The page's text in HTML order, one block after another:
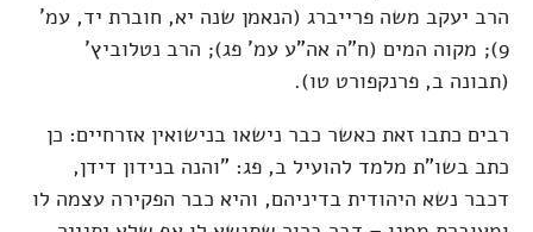
הרב יעקב משה פרייברג (הנאמן שנה יא, חוברת יד, עמ'
9); מקוה המים (ח"ה אה"ע עמ' פג); הרב נטלוביץ'
(תבונה ב, פרנקפורט טו).
רבים כתבו זאת כאשר כבר נישאו בנישואין אזרחיים: כן
כתב בשו"ת מלמד להועיל ב, פג: "והנה בנידון דידן,
דכבר נשא היהודית בדיניהם, והיא כבר הפקירה עצמה לו